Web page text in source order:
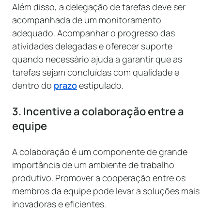
Além disso, a delegação de tarefas deve ser
acompanhada de um monitoramento
adequado. Acompanhar o progresso das
atividades delegadas e oferecer suporte
quando necessário ajuda a garantir que as
tarefas sejam concluídas com qualidade e
dentro do prazoestipulado.
3. Incentive a colaboração entre a
equipe
A colaboração é um componente de grande
importância de um ambiente de trabalho
produtivo. Promover a cooperação entre os
membros da equipe pode levar a soluções mais
inovadoras e eficientes.